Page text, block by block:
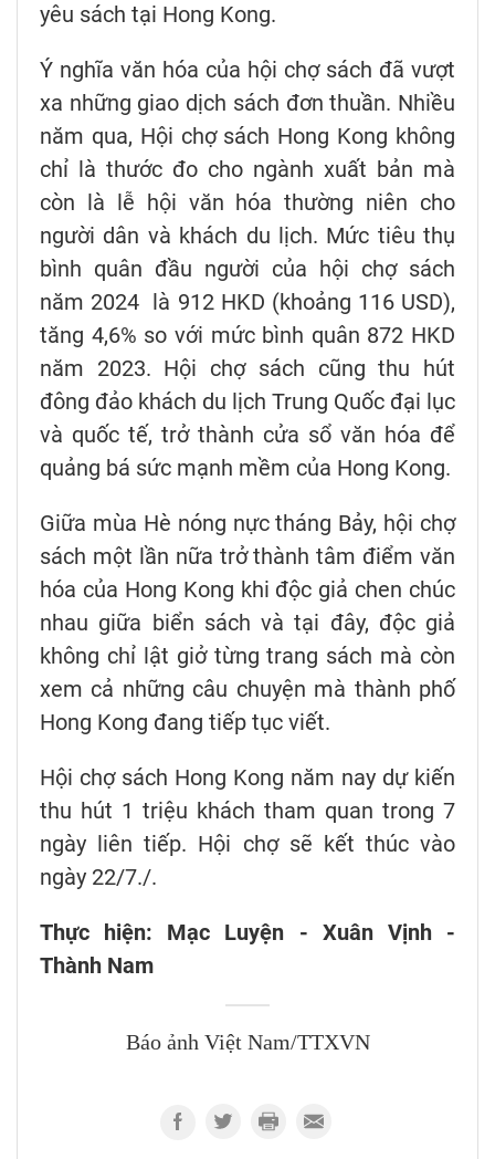
yêu sách tại Hong Kong.
Ý nghĩa văn hóa của hội chợ sách đã vượt
xa những giao dịch sách đơn thuần. Nhiều
năm qua, Hội chợ sách Hong Kong không
chỉ là thước đo cho ngành xuất bản mà
còn là lễ hội văn hóa thường niên cho
người dân và khách du lịch. Mức tiêu thụ
bình quân đầu người của hội chợ sách
năm 2024 là 912 HKD (khoảng 116 USD),
tăng 4,6% so với mức bình quân 872 HKD
năm 2023. Hội chợ sách cũng thu hút
đông đảo khách du lịch Trung Quốc đại lục
và quốc tế, trở thành cửa sổ văn hóa để
quảng bá sức mạnh mềm của Hong Kong.
Giữa mùa Hè nóng nực tháng Bảy, hội chợ
sách một lần nữa trở thành tâm điểm văn
hóa của Hong Kong khi độc giả chen chúc
nhau giữa biển sách và tại đây, độc giả
không chỉ lật giở từng trang sách mà còn
xem cả những câu chuyện mà thành phố
Hong Kong đang tiếp tục viết.
Hội chợ sách Hong Kong năm nay dự kiến
thu hút 1 triệu khách tham quan trong 7
ngày liên tiếp. Hội chợ sẽ kết thúc vào
ngày 22/7./.
Thực hiện: Mạc Luyện - Xuân Vịnh -
Thành Nam
Báo ảnh Việt Nam/TTXVN